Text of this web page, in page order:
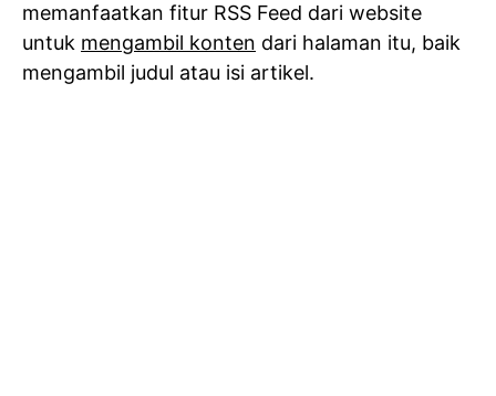
memanfaatkan fitur RSS Feed dari website
untuk mengambil konten dari halaman itu, baik
mengambil judul atau isi artikel.